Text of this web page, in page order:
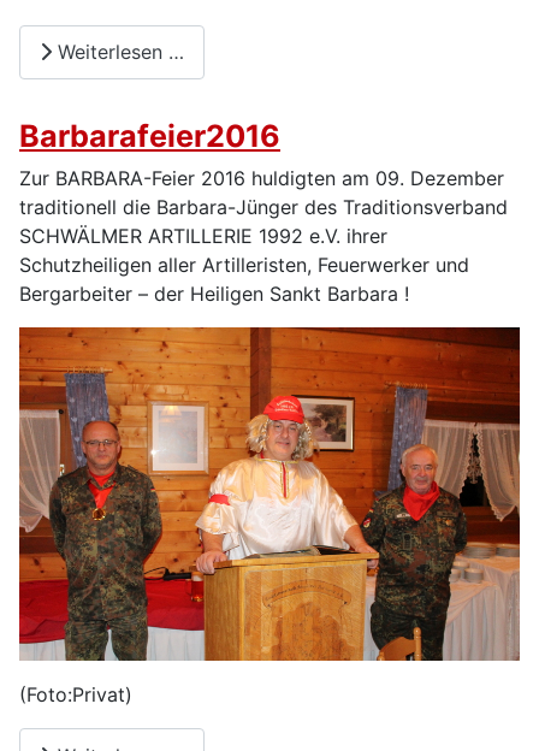
Weiterlesen …
Barbarafeier2016
Zur BARBARA-Feier 2016 huldigten am 09. Dezember
traditionell die Barbara-Jünger des Traditionsverband
SCHWÄLMER ARTILLERIE 1992 e.V. ihrer
Schutzheiligen aller Artilleristen, Feuerwerker und
Bergarbeiter – der Heiligen Sankt Barbara !
(Foto:Privat)